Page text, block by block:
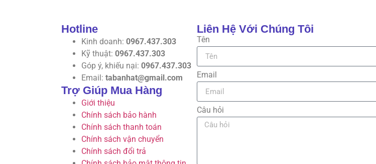
Hotline
Kinh doanh: 0967.437.303
Kỹ thuật: 0967.437.303
Góp ý, khiếu nại: 0967.437.303
Email: tabanhat@gmail.com
Trợ Giúp Mua Hàng
Giới thiệu
Chính sách bảo hành
Chính sách thanh toán
Chính sách vận chuyển
Chính sách đổi trả
Liên Hệ Với Chúng Tôi
Tên
Email
Câu hỏi